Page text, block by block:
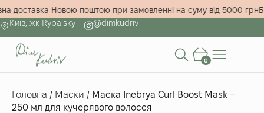
доставка Новою поштою при замовленні на суму від 5000
Київ, жк Rybalsky
@dimkudriv
0
Головна / Маски / Маска Inebrya Curl Boost Mask –
250 мл для кучерявого волосся